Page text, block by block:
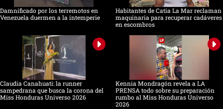
Damnificado por los terremotos en
Venezuela duermen a la intemperie
Habitantes de Catia La Mar reclaman
maquinaria para recuperar cadáveres
en escombros
Claudia Canahuati: la runner
sampedrana que busca la corona del
Miss Honduras Universo 2026
Kennia Mondragón revela a LA
PRENSA todo sobre su preparación
rumbo al Miss Honduras Universo
2026